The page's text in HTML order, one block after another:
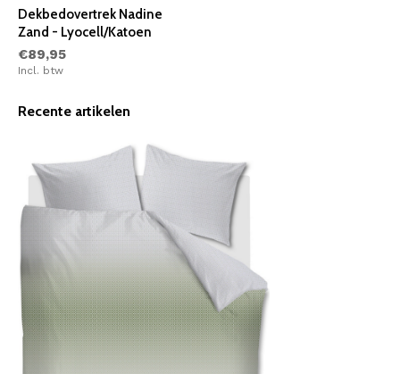
Dekbedovertrek Nadine
Zand - Lyocell/Katoen
€89,95
Incl. btw
Recente artikelen